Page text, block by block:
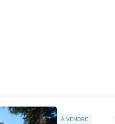
A VENDRE